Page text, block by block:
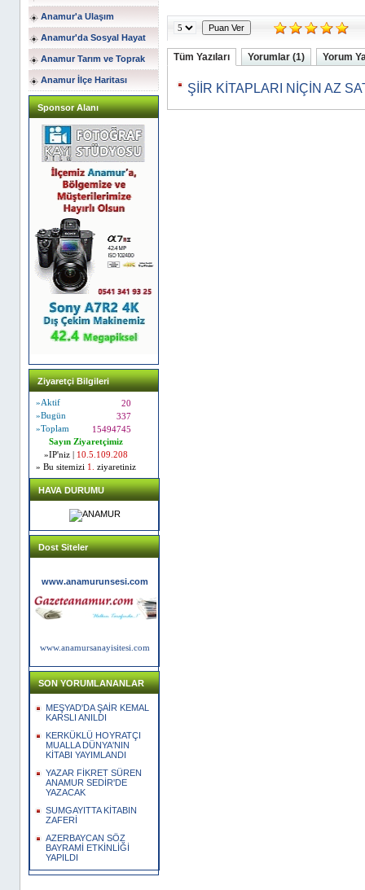
Anamur'a Ulaşım
Anamur'da Sosyal Hayat
Anamur Tarım ve Toprak
Anamur İlçe Haritası
Sponsor Alanı
Ziyaretçi Bilgileri
»Aktif
20
»Bugün
337
»Toplam
15494745
Sayın Ziyaretçimiz
»IP'niz |
10.5.109.208
» Bu sitemizi 1. ziyaretiniz
HAVA DURUMU
Dost Siteler
www.anamurunsesi.com
www.anamursanayisitesi.com
SON YORUMLANANLAR
MEŞYAD'DA ŞAİR KEMAL
KARSLI ANILDI
KERKÜKLÜ HOYRATÇI
MUALLA DÜNYA'NIN
KİTABI YAYIMLANDI
YAZAR FİKRET SÜREN
ANAMUR SEDİR'DE
YAZACAK
SUMGAYITTA KİTABIN
ZAFERİ
AZERBAYCAN SÖZ
BAYRAMİ ETKİNLİĞİ
YAPILDI
Tüm Yazıları Yorumlar (1) Yorum
ŞİİR KİTAPLARI NİÇİN AZ